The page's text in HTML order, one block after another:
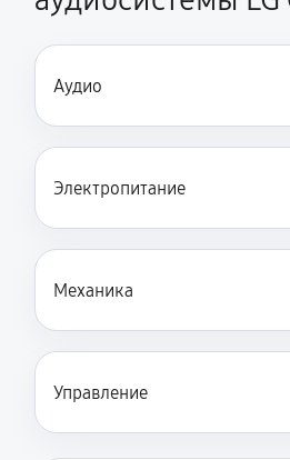
Аудио
Электропитание
Механика
Управление